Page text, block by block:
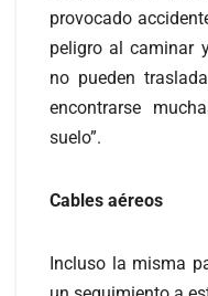
provocado
peligro al caminar
no pueden
encontrarse
suelo”.
Cables aéreos
Incluso la misma